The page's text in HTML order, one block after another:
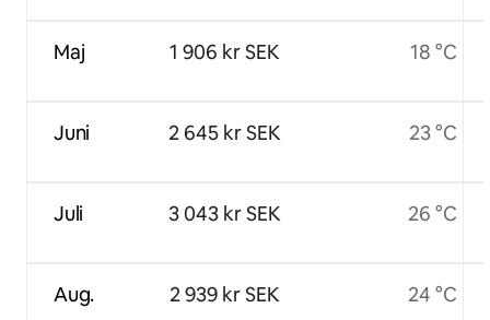
Maj
Juni
Juli
Aug.
1 906 kr SEK
2 645 kr SEK
3 043 kr SEK
2 939 kr SEK
18 °C
23 °C
26 °C
24 °C